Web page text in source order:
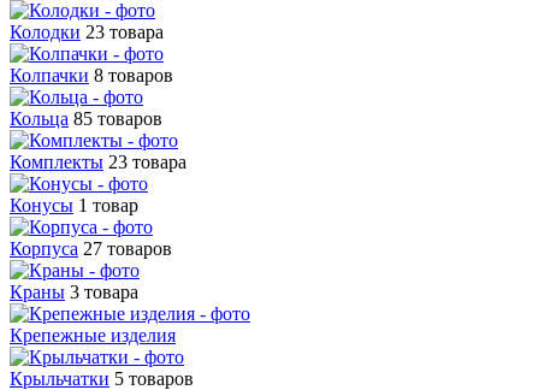
Колодки 23 товара
Колпачки 8 товаров
Кольца 85 товаров
Комплекты 23 товара
Конусы 1 товар
Корпуса 27 товаров
Краны 3 товара
Крепежные изделия
Крыльчатки 5 товаров